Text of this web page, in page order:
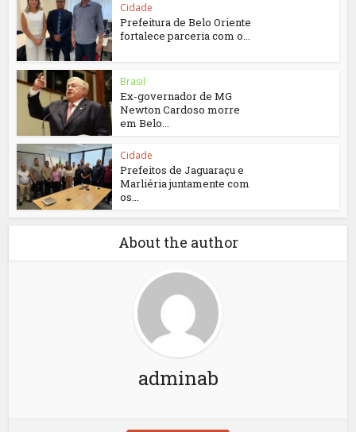
Cidade
Prefeitura de Belo Oriente
fortalece parceria com o...
Brasil
Ex-governador de MG
Newton Cardoso morre
em Belo...
Cidade
Prefeitos de Jaguaraçu e
Marliéria juntamente com
os...
About the author
adminab